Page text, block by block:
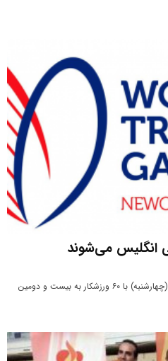
کاروان ورزشکاران پیوند اعضای ایران فردا (چهارشنبه) با ۶۰ ورزشکار به بیست و دومین